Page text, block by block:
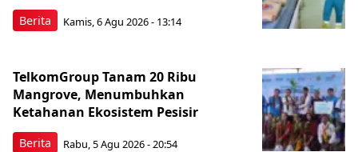
Berita Kamis, 6 Agu 2026 - 13:14
Berita
TelkomGroup Tanam 20 Ribu
Mangrove, Menumbuhkan
Ketahanan Ekosistem Pesisir
Rabu, 5 Agu 2026 - 20:54